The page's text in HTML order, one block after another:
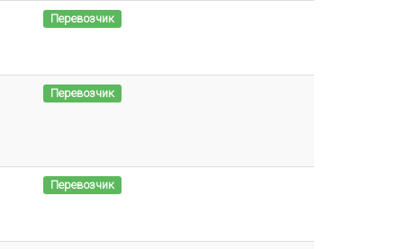
Перевозчик
Перевозчик
Перевозчик